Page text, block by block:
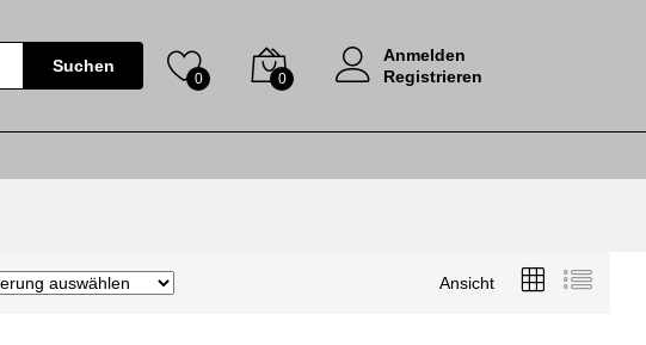
Suchen
0 0
Anmelden
Registrieren
Ansicht